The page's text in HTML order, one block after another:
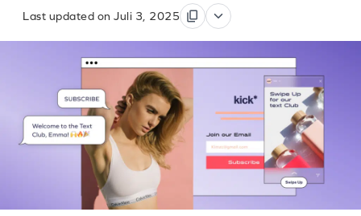
Last updated on Juli 3, 2025